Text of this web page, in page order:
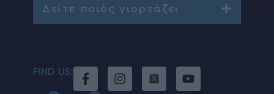
Δείτε ποιός γιορτάζει
FIND US: